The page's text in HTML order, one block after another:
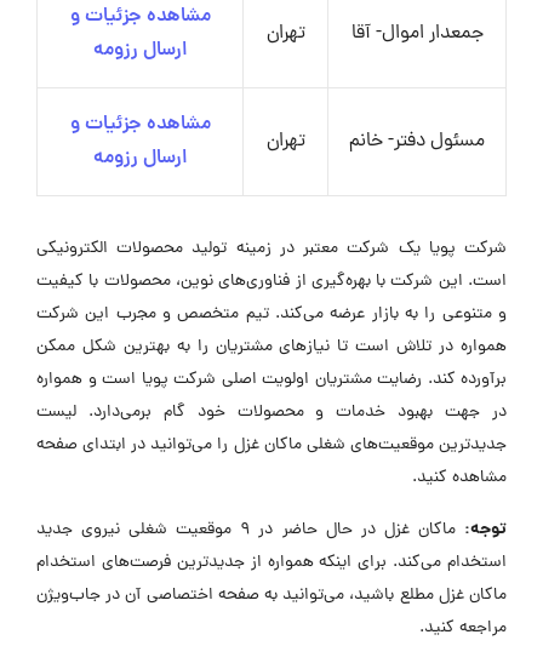
جمعدار اموال- آقا تهران
مشاهده جزئیات و
ارسال رزومه
مسئول دفتر- خانم تهران
مشاهده جزئیات و
ارسال رزومه
شرکت پویا یک شرکت معتبر در زمینه تولید محصولات الکترونیکی
است. این شرکت با بهره‌گیری از فناوری‌های نوین، محصولات با کیفیت
و متنوعی را به بازار عرضه می‌کند. تیم متخصص و مجرب این شرکت
همواره در تلاش است تا نیازهای مشتریان را به بهترین شکل ممکن
برآورده کند. رضایت مشتریان اولویت اصلی شرکت پویا است و همواره
در جهت بهبود خدمات و محصولات خود گام برمی‌دارد. لیست
جدیدترین موقعیت‌های شغلی ماکان غزل را می‌توانید در ابتدای صفحه
مشاهده کنید.
توجه:
ماکان غزل در حال حاضر در ۹ موقعیت شغلی نیروی جدید
استخدام می‌کند. برای اینکه همواره از جدیدترین فرصت‌های استخدام
ماکان غزل مطلع باشید، می‌توانید به صفحه اختصاصی آن در جاب‌ویژن
مراجعه کنید.